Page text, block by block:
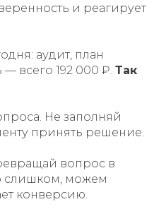
и реагирует
аудит, план
всего 192 000 ₽. Так
Не заполняй
принять решение.
вопрос в
слишком, можем
конверсию.